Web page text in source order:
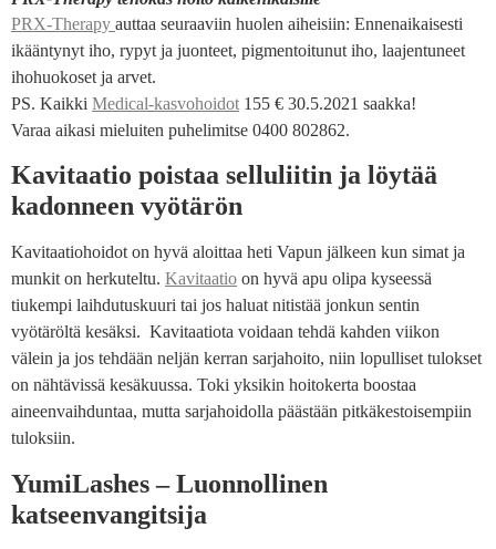
PRX-Therapy auttaa seuraaviin huolen aiheisiin: Ennenaikaisesti
ikääntynyt iho, rypyt ja juonteet, pigmentoitunut iho, laajentuneet
ihohuokoset ja arvet.
PS. Kaikki Medical-kasvohoidot 155 € 30.5.2021 saakka!
Varaa aikasi mieluiten puhelimitse 0400 802862.
Kavitaatio poistaa selluliitin ja löytää
kadonneen vyötärön
Kavitaatiohoidot on hyvä aloittaa heti Vapun jälkeen kun simat ja
munkit on herkuteltu. Kavitaatio on hyvä apu olipa kyseessä
tiukempi laihdutuskuuri tai jos haluat nitistää jonkun sentin
vyötäröltä kesäksi. Kavitaatiota voidaan tehdä kahden viikon
välein ja jos tehdään neljän kerran sarjahoito, niin lopulliset tulokset
on nähtävissä kesäkuussa. Toki yksikin hoitokerta boostaa
aineenvaihduntaa, mutta sarjahoidolla päästään pitkäkestoisempiin
tuloksiin.
YumiLashes – Luonnollinen
katseenvangitsija